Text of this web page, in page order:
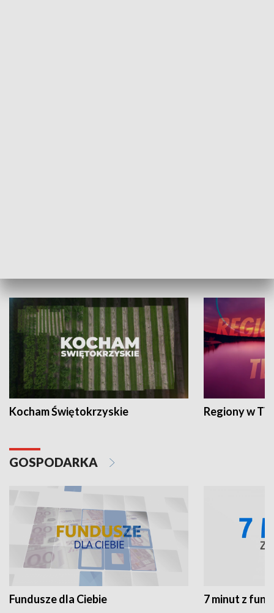
Kocham Świętokrzyskie Regiony w
GOSPODARKA
Fundusze dla Ciebie 7 minut z